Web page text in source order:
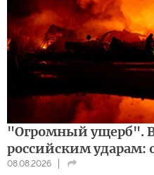
"Огромный ущерб".
российским ударам:
08.08.2026